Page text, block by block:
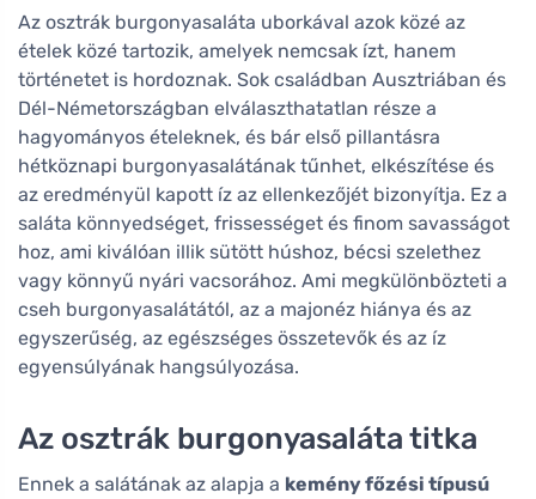
Az osztrák burgonyasaláta uborkával azok közé az
ételek közé tartozik, amelyek nemcsak ízt, hanem
történetet is hordoznak. Sok családban Ausztriában és
Dél-Németországban elválaszthatatlan része a
hagyományos ételeknek, és bár első pillantásra
hétköznapi burgonyasalátának tűnhet, elkészítése és
az eredményül kapott íz az ellenkezőjét bizonyítja. Ez a
saláta könnyedséget, frissességet és finom savasságot
hoz, ami kiválóan illik sütött húshoz, bécsi szelethez
vagy könnyű nyári vacsorához. Ami megkülönbözteti a
cseh burgonyasalátától, az a majonéz hiánya és az
egyszerűség, az egészséges összetevők és az íz
egyensúlyának hangsúlyozása.
Az osztrák burgonyasaláta titka
Ennek a salátának az alapja a kemény főzési típusú